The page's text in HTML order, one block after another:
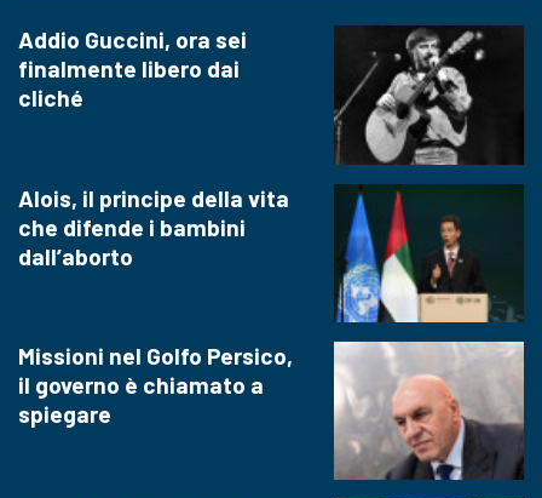
Addio Guccini, ora sei
finalmente libero dai
cliché
Alois, il principe della vita
che difende i bambini
dall’aborto
Missioni nel Golfo Persico,
il governo è chiamato a
spiegare